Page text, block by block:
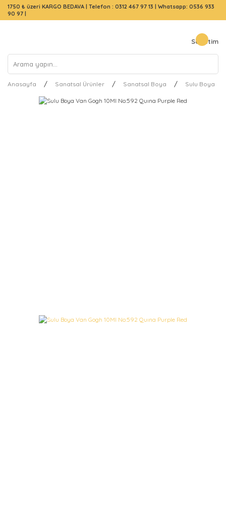
1750 ₺ üzeri KARGO BEDAVA | Telefon : 0312 467 97 13 | Whatsapp: 0536 933
90 97 |
Sepetim
Anasayfa Sanatsal Ürünler Sanatsal Boya Sulu Boya